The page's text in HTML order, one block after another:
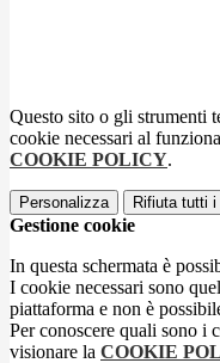
Questo sito o gli strumenti
cookie necessari al
COOKIE POLICY.
Personalizza Rifiuta tutti i
Gestione cookie
In questa schermata è
I cookie necessari sono
piattaforma e non è
Per conoscere quali sono i
visionare la COOKIE